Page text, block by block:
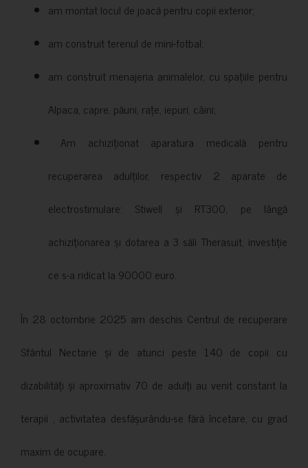
am montat locul de joacă pentru copii exterior;
am construit terenul de mini-fotbal;
am construit menajeria animalelor, cu spațiile pentru
Alpaca, capre, păuni, rațe, iepuri, câini;
Am achiziționat aparatura medicală pentru
recuperarea adulților, respectiv 2 aparate de
electrostimulare: Stiwell și RT300, pe lângă
achiziționarea și dotarea a 3 săli Therasuit, investiție
ce s-a ridicat la 90000 euro.
În 28 octombrie 2025 am deschis Centrul de recuperare
Sfântul Nectarie și de atunci peste 140 de copii cu
dizabilități și aproximativ 70 de adulți au venit constant la
terapii , activitatea desfășurându-se fără încetare, cu grad
maxim de ocupare.